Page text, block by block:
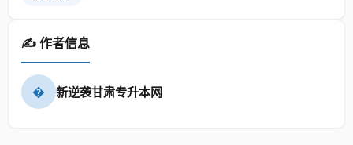
✍️ 作者信息
� 新逆袭甘肃专升本网